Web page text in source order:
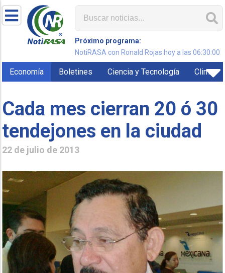
Próximo programa:
NotiRASA con Ronald Rojas hoy a las 06:30:00
Economía Boletines Ciencia y Tecnología Clima
Cada mes cierran 20 ó 30
tendejones en la ciudad
22 de julio de 2013